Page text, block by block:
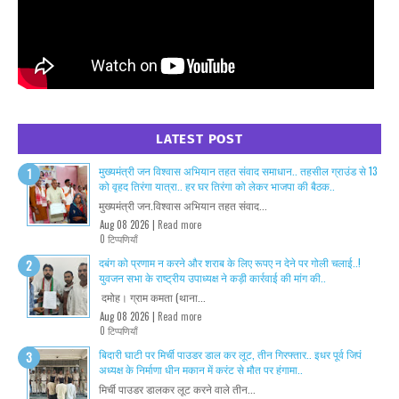
LATEST POST
मुख्यमंत्री जन विश्वास अभियान तहत संवाद समाधान.. तहसील ग्राउंड से 13
को वृहद तिरंगा यात्रा.. हर घर तिरंगा को लेकर भाजपा की बैठक..
मुख्यमंत्री जन.विश्वास अभियान तहत संवाद...
Aug 08 2026 | Read more
0 टिप्पणियाँ
दबंग को प्रणाम न करने और शराब के लिए रूपए न देने पर गोली चलाई..!
युवजन सभा के राष्ट्रीय उपाध्यक्ष ने कड़ी कार्रवाई की मांग की..
दमोह। ग्राम कमता (थाना...
Aug 08 2026 | Read more
0 टिप्पणियाँ
बिदारी घाटी पर मिर्ची पाउडर डाल कर लूट, तीन गिरफ्तार.. इधर पूर्व जिपं
अध्यक्ष के निर्माणा धीन मकान में करंट से मौत पर हंगामा..
मिर्ची पाउडर डालकर लूट करने वाले तीन...